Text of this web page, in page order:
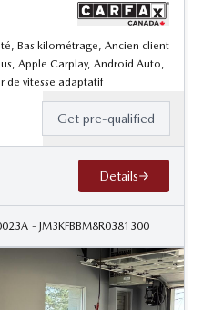
Bas kilométrage, Ancien client
Apple Carplay, Android Auto,
de vitesse adaptatif
Get pre-qualified
Details
- JM3KFBBM8R0381300